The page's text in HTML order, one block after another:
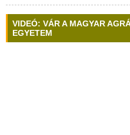
VIDEÓ: VÁR A MAGYAR
EGYETEM